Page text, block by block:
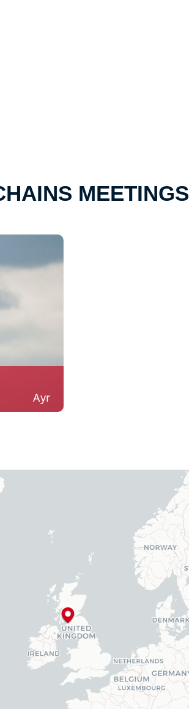
MEETINGS
Ayr